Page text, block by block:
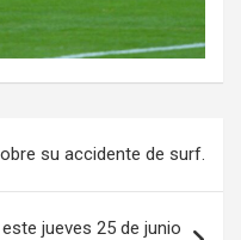
su accidente de surf.
jueves 25 de junio